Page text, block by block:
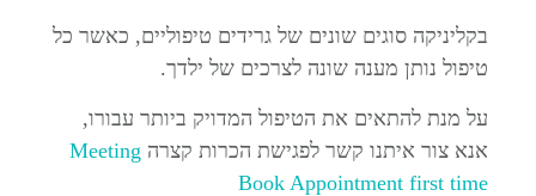
בקליניקה סוגים שונים של גרידים טיפוליים, כאשר כל
טיפול נותן מענה שונה לצרכים של ילדך.
על מנת להתאים את הטיפול המדויק ביותר עבורו,
אנא צור איתנו קשר לפגישת הכרות קצרה Meeting
Book Appointment first time